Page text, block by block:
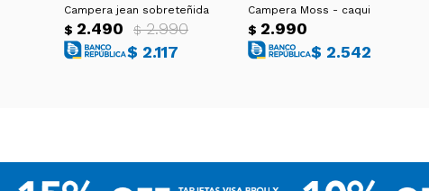
Campera jean sobreteñida
$ 2.490 $ 2.990
$ 2.117
Campera Moss - caqui
$ 2.990
$ 2.542